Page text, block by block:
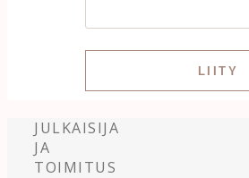
JULKAISIJA
JA
TOIMITUS